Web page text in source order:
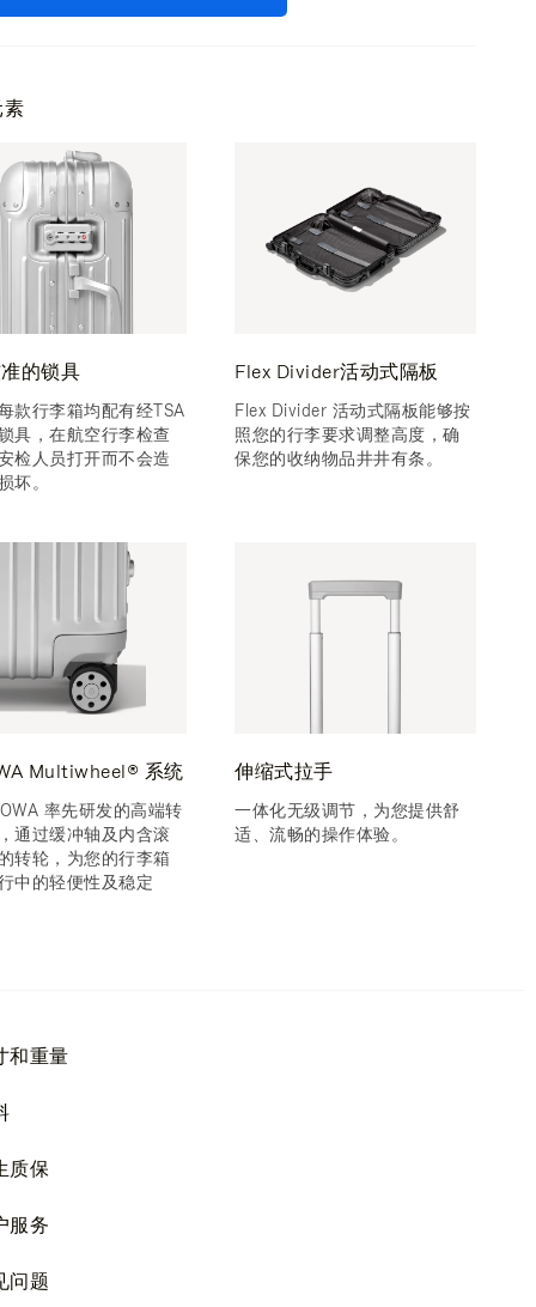
素
的锁具
款行李箱均配有经TSA
具，在航空行李检查
检人员打开而不会造
坏。
Flex Divider活动式隔板
Flex Divider 活动式隔板能够按
照您的行李要求调整高度，确
保您的收纳物品井井有条。
Multiwheel® 系统
率先研发的高端转
通过缓冲轴及内含滚
转轮，为您的行李箱
中的轻便性及稳定
伸缩式拉手
一体化无级调节，为您提供舒
适、流畅的操作体验。
和重量
质保
服务
问题